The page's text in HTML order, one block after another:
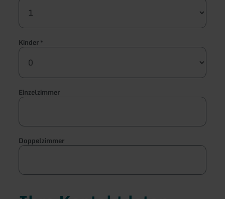
Kinder*
Einzelzimmer
Doppelzimmer